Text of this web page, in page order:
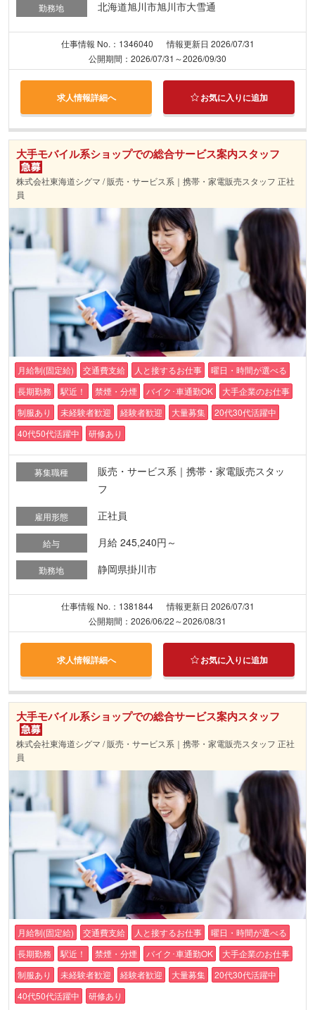
勤務地 北海道旭川市旭川市大雪通
仕事情報 No.：1346040
情報更新日 2026/07/31
公開期間：2026/07/31～2026/09/30
求人情報詳細へ お気に入りに追加
大手モバイル系ショップでの総合サービス案内スタッフ
株式会社東海道シグマ / 販売・サービス系｜携帯・家電販売スタッフ 正社
員
月給制(固定給) 交通費支給 人と接するお仕事
曜日・時間が選べる
長期勤務
駅近！ 禁煙・分煙 バイク･車通勤OK
大手企業のお仕事
制服あり
未経験者歓迎 経験者歓迎 大量募集
20代30代活躍中
40代50代活躍中
研修あり
募集職種
販売・サービス系｜携帯・家電販売スタッ
フ
雇用形態 正社員
給与 月給 245,240円～
勤務地 静岡県掛川市
仕事情報 No.：1381844
情報更新日 2026/07/31
公開期間：2026/06/22～2026/08/31
求人情報詳細へ お気に入りに追加
大手モバイル系ショップでの総合サービス案内スタッフ
株式会社東海道シグマ / 販売・サービス系｜携帯・家電販売スタッフ 正社
員
月給制(固定給) 交通費支給 人と接するお仕事
曜日・時間が選べる
長期勤務
駅近！ 禁煙・分煙 バイク･車通勤OK
大手企業のお仕事
制服あり
未経験者歓迎 経験者歓迎 大量募集
20代30代活躍中
40代50代活躍中
研修あり